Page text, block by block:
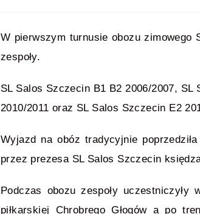
W pierwszym turnusie obozu zimowego
zespoły.
SL Salos Szczecin B1 B2 2006/2007,
2010/2011 oraz SL Salos Szczecin E2
Wyjazd na obóz tradycyjnie
przez prezesa SL Salos Szczecin
Podczas obozu zespoły
piłkarskiej Chrobrego Głogów a po